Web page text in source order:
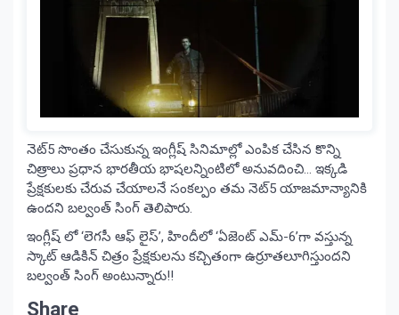
నెట్5 సొంతం చేసుకున్న ఇంగ్లీష్ సినిమాల్లో ఎంపిక చేసిన కొన్ని
చిత్రాలు ప్రధాన భారతీయ భాషలన్నింటిలో అనువదించి… ఇక్కడి
ప్రేక్షకులకు చేరువ చేయాలనే సంకల్పం తమ నెట్5 యాజమాన్యానికి
ఉందని బల్వంత్ సింగ్ తెలిపారు.
ఇంగ్లీష్ లో ‘లెగసీ ఆఫ్ లైస్’, హిందీలో ‘ఏజెంట్ ఎమ్-6’గా వస్తున్న
స్కాట్ ఆడికిన్ చిత్రం ప్రేక్షకులను కచ్చితంగా ఉర్రూతలూగిస్తుందని
బల్వంత్ సింగ్ అంటున్నారు!!
Share